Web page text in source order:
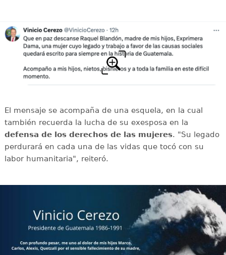
El mensaje se acompaña de una esquela, en la cual
también recuerda la lucha de su exesposa en la
defensa de los derechos de las mujeres. "Su legado
perdurará en cada una de las vidas que tocó con su
labor humanitaria", reiteró.